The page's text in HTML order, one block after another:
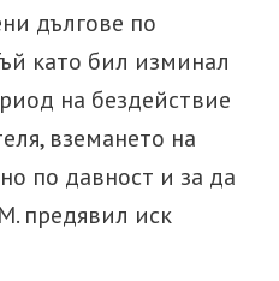
дългове по
като бил изминал
на бездействие
вземането на
по давност и за да
предявил иск